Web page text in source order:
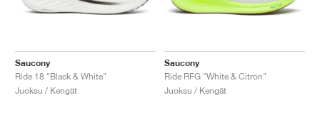
Saucony
Ride 18 "Black & White"
Juoksu / Kengät
Saucony
Ride RFG "White & Citron"
Juoksu / Kengät